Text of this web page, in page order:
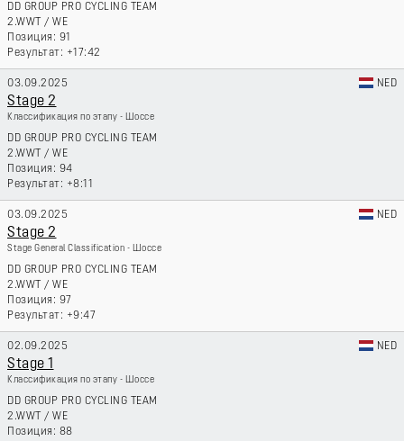
DD GROUP PRO CYCLING TEAM
2.WWT / WE
91
+17:42
03.09.2025 NED
Stage 2
Классификация по этапу - Шоссе
DD GROUP PRO CYCLING TEAM
2.WWT / WE
94
+8:11
03.09.2025 NED
Stage 2
Stage General Classification - Шоссе
DD GROUP PRO CYCLING TEAM
2.WWT / WE
97
+9:47
02.09.2025 NED
Stage 1
Классификация по этапу - Шоссе
DD GROUP PRO CYCLING TEAM
2.WWT / WE
88